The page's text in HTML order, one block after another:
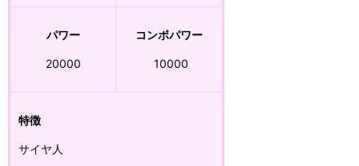
パワー
20000
コンボパワー
10000
特徴
サイヤ人